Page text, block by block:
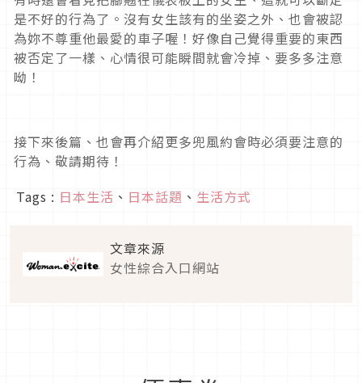
是不好的行為了。沒有女生該有的坐姿之外、也會被認
為妳不尊重他最愛的車子喔！好像自己覺得重要的東西
被否定了一樣、心情很可能瞬間就會冷掉、要多多注意
呦！
接下來後篇、也會再介紹更多兜風約會時必須要注意的
行為、敬請期待！
Tags : 日本生活 、 日本話題 、 生活方式
文章來源
女性綜合入口網站